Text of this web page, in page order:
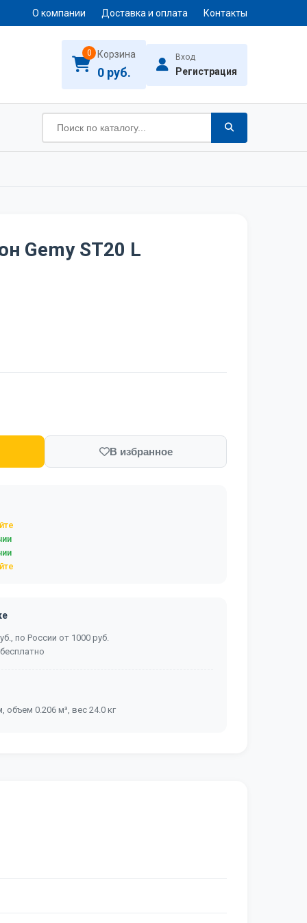
О компании Доставка и оплата Контакты
0 Корзина
0 руб.
Вход
Регистрация
Gemy ST20 L
В избранное
по России от 1000 руб.
объем 0.206 м³, вес 24.0 кг